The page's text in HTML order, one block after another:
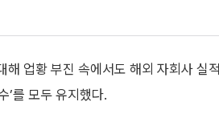
해 업황 부진 속에서도 해외 자회사 실
’를 모두 유지했다.